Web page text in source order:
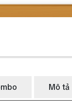
Mô tả